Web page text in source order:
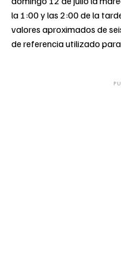
la 1:00 y las 2:00 de la
valores aproximados de
de referencia utilizado